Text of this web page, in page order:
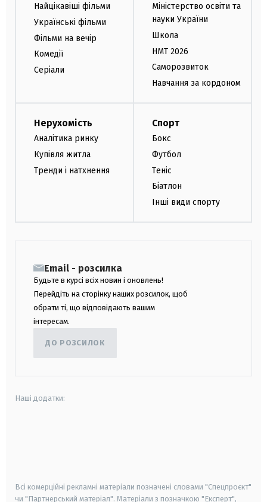
Найцікавіші фільми
Українські фільми
Фільми на вечір
Комедії
Серіали
Міністерство освіти та
науки України
Школа
НМТ 2026
Саморозвиток
Навчання за кордоном
Нерухомість
Аналітика ринку
Купівля житла
Тренди і натхнення
Спорт
Бокс
Футбол
Теніс
Біатлон
Інші види спорту
Email - розсилка
Будьте в курсі всіх новин і оновлень!
Перейдіть на сторінку наших розсилок, щоб
обрати ті, що відповідають вашим
інтересам.
ДО РОЗСИЛОК
Наші додатки:
Всі комерційні рекламні матеріали позначені словами "Спецпроєкт"
чи "Партнерський матеріал". Матеріали з позначкою "Експерт",